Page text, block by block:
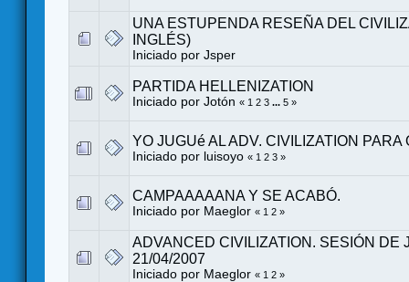
UNA ESTUPENDA RESEÑA DEL
INGLÉS)
Iniciado por Jsper
PARTIDA HELLENIZATION
Iniciado por Jotón « 1 2 3 ... 5 »
YO JUGUé AL ADV. CIVILIZATION PARA
Iniciado por luisoyo « 1 2 3 »
CAMPAAAAANA Y SE ACABÓ.
Iniciado por Maeglor « 1 2 »
ADVANCED CIVILIZATION. SESIÓN DE
21/04/2007
Iniciado por Maeglor « 1 2 »